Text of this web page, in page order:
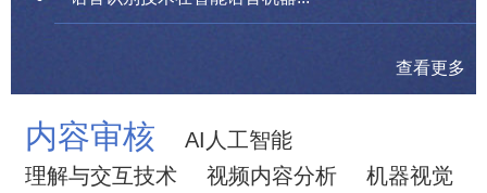
查看更多
内容审核
AI人工智能
理解与交互技术
视频内容分析 机器视觉